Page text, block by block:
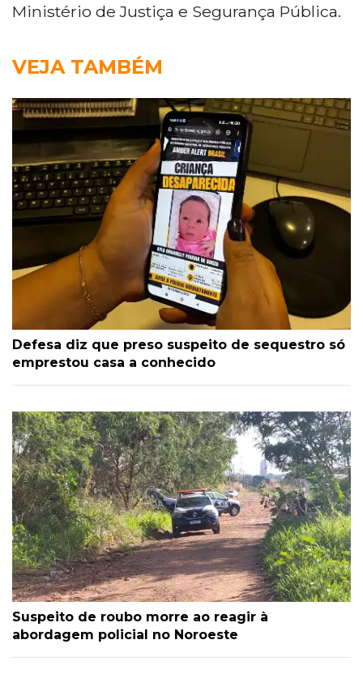
Ministério de Justiça e Segurança Pública.
VEJA TAMBÉM
Defesa diz que preso suspeito de sequestro só
emprestou casa a conhecido
Suspeito de roubo morre ao reagir à
abordagem policial no Noroeste